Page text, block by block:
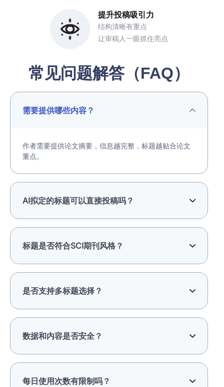
提升投稿吸引力
结构清晰有重点
让审稿人一眼抓住亮点
常见问题解答（FAQ）
需要提供哪些内容？
作者需要提供论文摘要，信息越完整，标题越贴合论文
重点。
AI拟定的标题可以直接投稿吗？
标题是否符合SCI期刊风格？
是否支持多标题选择？
数据和内容是否安全？
每日使用次数有限制吗？